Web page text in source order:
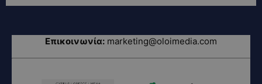
Επικοινωνία: marketing@oloimedia.com